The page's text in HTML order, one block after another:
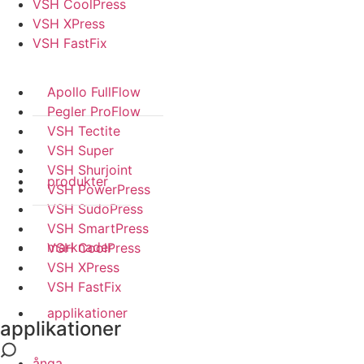
produkter
marknader
applikationer
VSH CoolPress
VSH XPress
VSH FastFix
Apollo FullFlow
Pegler ProFlow
VSH Tectite
VSH Super
VSH Shurjoint
VSH PowerPress
VSH SudoPress
VSH SmartPress
VSH CoolPress
VSH XPress
VSH FastFix
applikationer